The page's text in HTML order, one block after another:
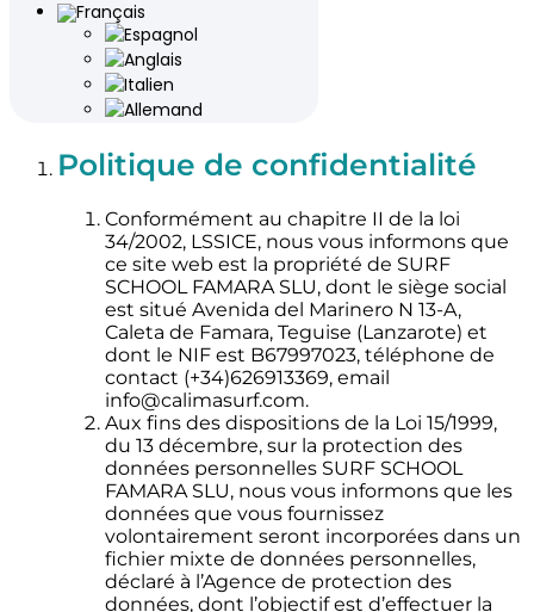
Politique de confidentialité
Conformément au chapitre II de la loi
34/2002, LSSICE, nous vous informons que
ce site web est la propriété de SURF
SCHOOL FAMARA SLU, dont le siège social
est situé Avenida del Marinero N 13-A,
Caleta de Famara, Teguise (Lanzarote) et
dont le NIF est B67997023, téléphone de
contact (+34)626913369, email
info@calimasurf.com.
Aux fins des dispositions de la Loi 15/1999,
du 13 décembre, sur la protection des
données personnelles SURF SCHOOL
FAMARA SLU, nous vous informons que les
données que vous fournissez
volontairement seront incorporées dans un
fichier mixte de données personnelles,
déclaré à l’Agence de protection des
données, dont l’objectif est d’effectuer la